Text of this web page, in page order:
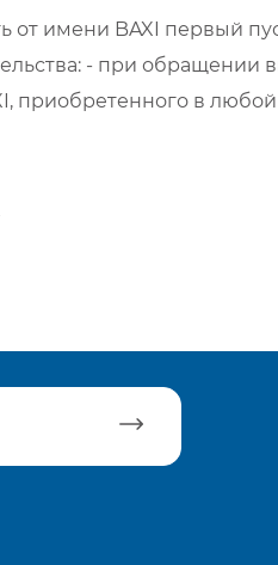
имени BAXI первый
- при обращении
приобретенного в